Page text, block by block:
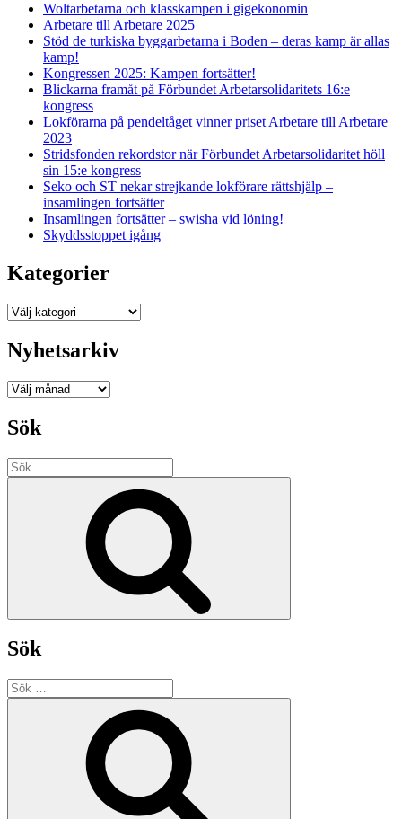
Woltarbetarna och klasskampen i gigekonomin
Arbetare till Arbetare 2025
Stöd de turkiska byggarbetarna i Boden – deras kamp är allas
kamp!
Kongressen 2025: Kampen fortsätter!
Blickarna framåt på Förbundet Arbetarsolidaritets 16:e
kongress
Lokförarna på pendeltåget vinner priset Arbetare till Arbetare
2023
Stridsfonden rekordstor när Förbundet Arbetarsolidaritet höll
sin 15:e kongress
Seko och ST nekar strejkande lokförare rättshjälp –
insamlingen fortsätter
Insamlingen fortsätter – swisha vid löning!
Skyddsstoppet igång
Kategorier
Kategorier
Nyhetsarkiv
Nyhetsarkiv
Sök
Sök
efter:
Sök
Sök
efter: